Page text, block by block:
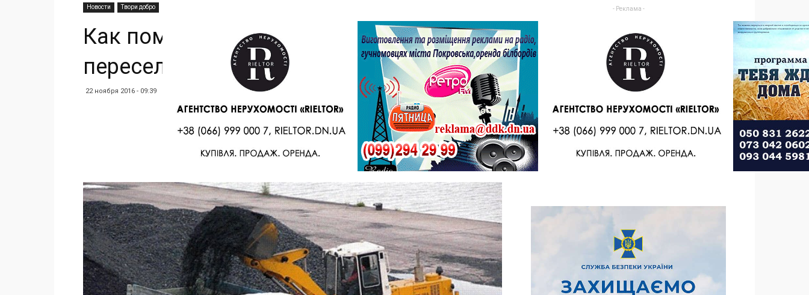
Новости Твори добро
Как помогают школьникам и
переселенцам на Донбассе
22 ноября 2016 - 09:39
- Реклама -